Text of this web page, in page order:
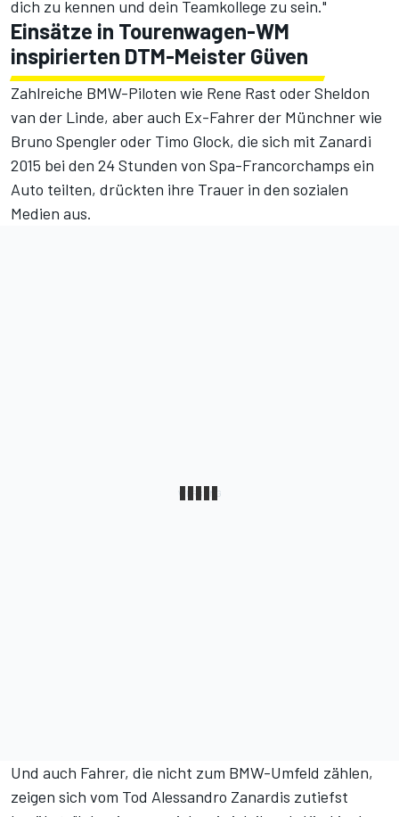
dich zu kennen und dein Teamkollege zu sein."
Einsätze in Tourenwagen-WM
inspirierten DTM-Meister Güven
Zahlreiche BMW-Piloten wie Rene Rast oder Sheldon
van der Linde, aber auch Ex-Fahrer der Münchner wie
Bruno Spengler oder Timo Glock, die sich mit Zanardi
2015 bei den 24 Stunden von Spa-Francorchamps ein
Auto teilten, drückten ihre Trauer in den sozialen
Medien aus.
Und auch Fahrer, die nicht zum BMW-Umfeld zählen,
zeigen sich vom Tod Alessandro Zanardis zutiefst